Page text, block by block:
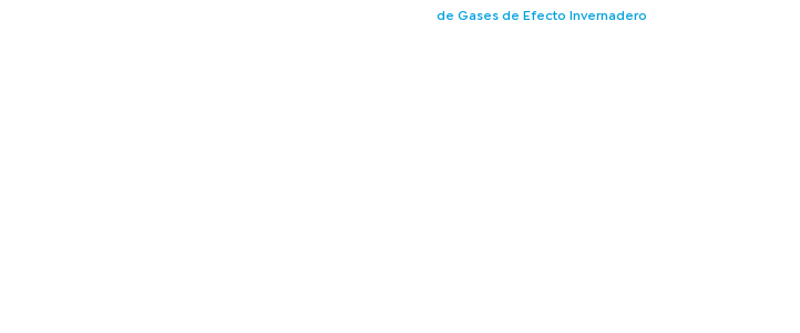
de Gases de Efecto Invernadero